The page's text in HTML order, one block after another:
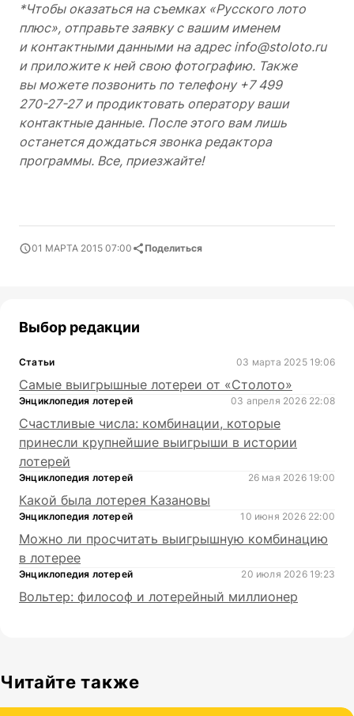
*Чтобы оказаться на съемках «Русского лото
плюс», отправьте заявку с вашим именем
и контактными данными на адрес info@stoloto.ru
и приложите к ней свою фотографию. Также
вы можете позвонить по телефону +7 499
270-27-27и продиктовать оператору ваши
контактные данные. После этого вам лишь
останется дождаться звонка редактора
программы. Все, приезжайте!
01 МАРТА 2015 07:00 Поделиться
Выбор редакции
Статьи 03 марта 2025 19:06
Самые выигрышные лотереи от «Столото»
Энциклопедия лотерей 03 апреля 2026 22:08
Счастливые числа: комбинации, которые
принесли крупнейшие выигрыши в истории
лотерей
Энциклопедия лотерей 26 мая 2026 19:00
Какой была лотерея Казановы
Энциклопедия лотерей 10 июня 2026 22:00
Можно ли просчитать выигрышную комбинацию
в лотерее
Энциклопедия лотерей 20 июля 2026 19:23
Вольтер: философ и лотерейный миллионер
Читайте также